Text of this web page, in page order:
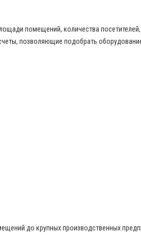
помещений, количества посетителей,
позволяющие подобрать
до крупных производственных